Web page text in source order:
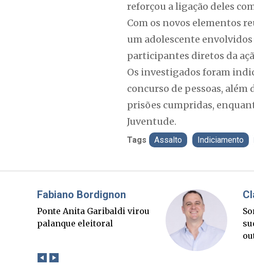
reforçou a ligação deles
Com os novos elementos
um adolescente
participantes diretos da
Os investigados foram
concurso de pessoas,
prisões cumpridas,
Juventude.
Tags Assalto Indiciamento
Misael Elias
O Boato corre mais rápido
que a verdade. Mas quem